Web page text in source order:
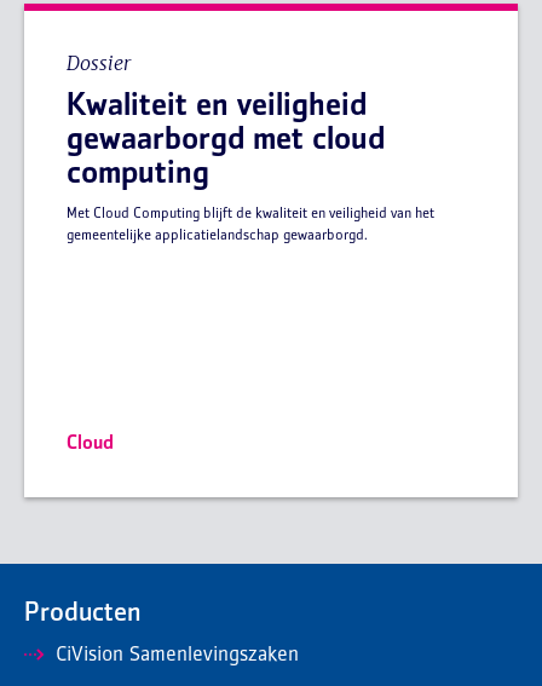
Dossier
Kwaliteit en veiligheid
gewaarborgd met cloud
computing
Met Cloud Computing blijft de kwaliteit en veiligheid van het
gemeentelijke applicatielandschap gewaarborgd.
Cloud
Producten
CiVision Samenlevingszaken